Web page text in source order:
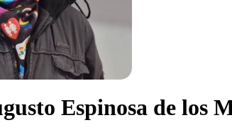
Espinosa de los